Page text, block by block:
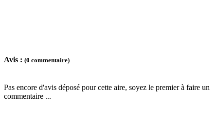
Avis : (0 commentaire)
Pas encore d'avis déposé pour cette aire, soyez le premier à faire un
commentaire ...